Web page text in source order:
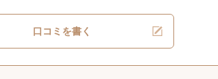
口コミを書く